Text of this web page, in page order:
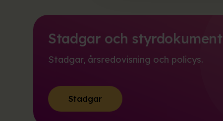
Stadgar och styrdokument
Stadgar, årsredovisning och policys.
Stadgar